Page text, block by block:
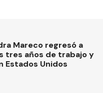
Mareco regresó a
tres años de trabajo y
Estados Unidos